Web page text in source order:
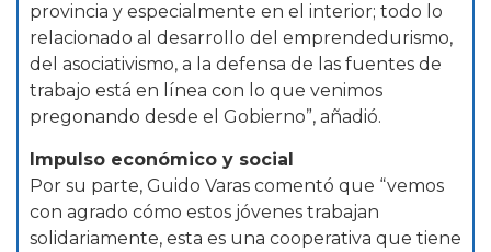
provincia y especialmente en el interior; todo lo
relacionado al desarrollo del emprendedurismo,
del asociativismo, a la defensa de las fuentes de
trabajo está en línea con lo que venimos
pregonando desde el Gobierno”, añadió.
Impulso económico y social
Por su parte, Guido Varas comentó que “vemos
con agrado cómo estos jóvenes trabajan
solidariamente, esta es una cooperativa que tiene